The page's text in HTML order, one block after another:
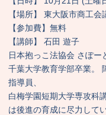
【場所】 東大阪市商工
【参加費】無料
【講師】 石田 遊子
日本抱っこ法協会 さぽー
千葉大学教育学部卒業。
指導員、
白梅学園短期大学専攻科
は後進の育成に尽力してい